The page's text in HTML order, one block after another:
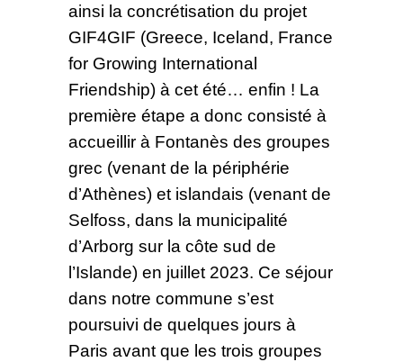
ainsi la concrétisation du projet
GIF4GIF (Greece, Iceland, France
for Growing International
Friendship) à cet été… enfin ! La
première étape a donc consisté à
accueillir à Fontanès des groupes
grec (venant de la périphérie
d’Athènes) et islandais (venant de
Selfoss, dans la municipalité
d’Arborg sur la côte sud de
l’Islande) en juillet 2023. Ce séjour
dans notre commune s’est
poursuivi de quelques jours à
Paris avant que les trois groupes